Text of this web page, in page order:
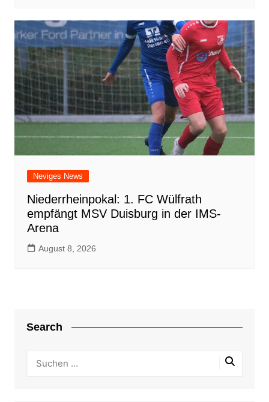
Neviges News
Niederrheinpokal: 1. FC Wülfrath
empfängt MSV Duisburg in der IMS-
Arena
August 8, 2026
Search